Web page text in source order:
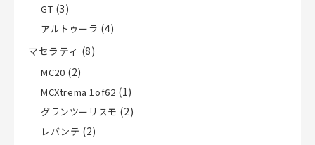
GT (3)
アルトゥーラ (4)
マセラティ (8)
MC20 (2)
MCXtrema 1of62 (1)
グランツーリスモ (2)
レバンテ (2)